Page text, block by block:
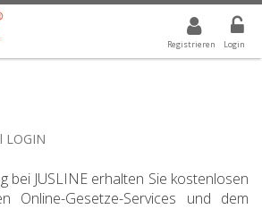
Registrieren Login
GEWÄHLTER WERT IST ALLE
LOGIN
bei JUSLINE erhalten Sie kostenlosen
Online-Gesetze-Services und dem